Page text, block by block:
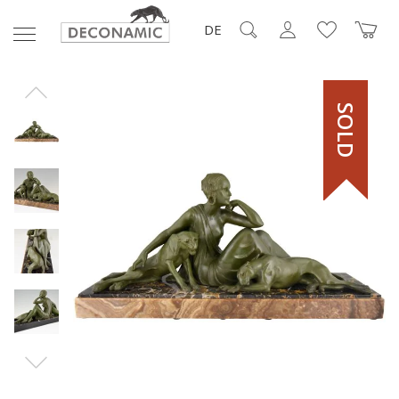
DE
SOLD